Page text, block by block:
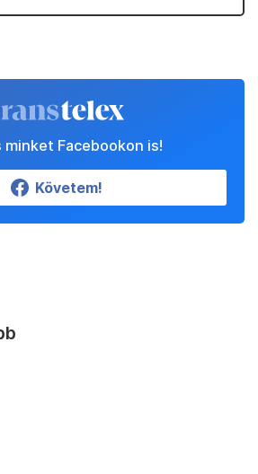
minket Facebookon is!
Követem!